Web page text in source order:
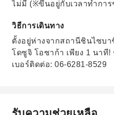
ไม่มี (※ขึ้นอยู่กับเวลาทำกา
วิธีการเดินทาง
ตั้งอยู่ห่างจากสถานีชินไซบ
โดซูจิ โอซาก้า เพียง 1 นาที
เบอร์ติดต่อ: 06-6281-8529